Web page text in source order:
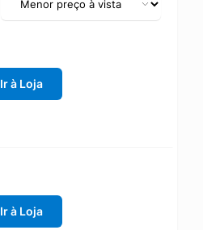
Ir à Loja
Ir à Loja